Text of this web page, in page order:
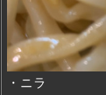
・ニラ